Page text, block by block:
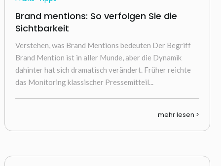
Brand mentions: So verfolgen Sie die
Sichtbarkeit
Verstehen, was Brand Mentions bedeuten Der Begriff
Brand Mention ist in aller Munde, aber die Dynamik
dahinter hat sich dramatisch verändert. Früher reichte
das Monitoring klassischer Pressemitteil...
mehr lesen >